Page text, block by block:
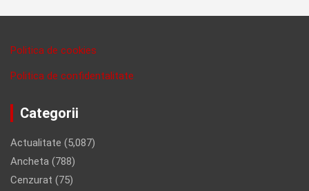
Politica de cookies
Politica de confidentalitate
Categorii
Actualitate (5,087)
Ancheta (788)
Cenzurat (75)